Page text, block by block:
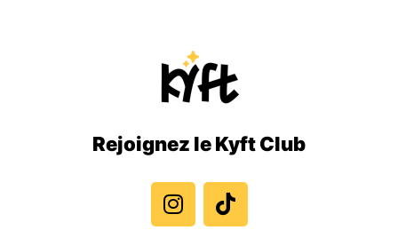
Rejoignez le Kyft Club
n
s
t
i
k
t